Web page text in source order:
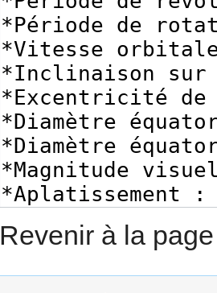
Revenir à la